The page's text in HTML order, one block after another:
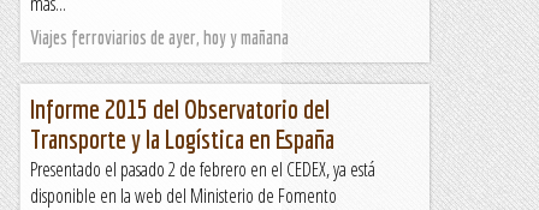
Viajes ferroviarios de ayer, hoy y mañana
Informe 2015 del Observatorio del
Transporte y la Logística en España
Presentado el pasado 2 de febrero en el CEDEX, ya está
disponible en la web del Ministerio de Fomento